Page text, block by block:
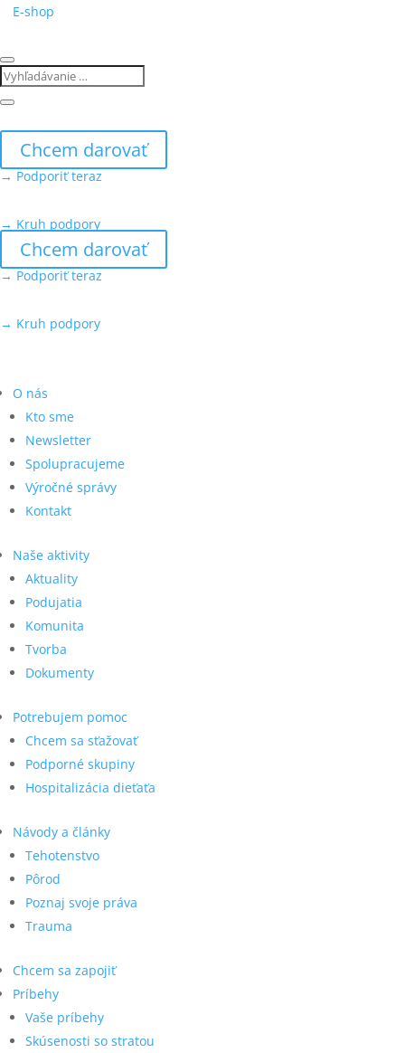
E-shop
Chcem darovať
→ Podporiť teraz
→ Kruh podpory
Chcem darovať
→ Podporiť teraz
→ Kruh podpory
O nás
Kto sme
Newsletter
Spolupracujeme
Výročné správy
Kontakt
Naše aktivity
Aktuality
Podujatia
Komunita
Tvorba
Dokumenty
Potrebujem pomoc
Chcem sa sťažovať
Podporné skupiny
Hospitalizácia dieťaťa
Návody a články
Tehotenstvo
Pôrod
Poznaj svoje práva
Trauma
Chcem sa zapojiť
Príbehy
Vaše príbehy
Skúsenosti so stratou